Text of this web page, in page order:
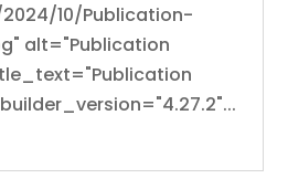
10/Publication-
alt="Publication